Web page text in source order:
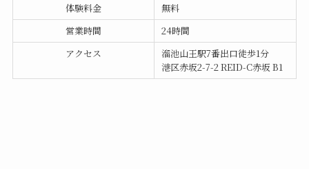
体験料金
無料
営業時間
24時間
アクセス
溜池山王駅7番出口徒歩1分
港区赤坂2-7-2 REID-C赤坂 B1